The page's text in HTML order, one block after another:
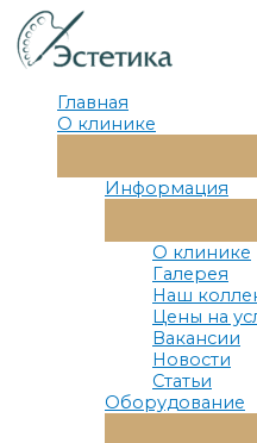
Перейти
к
содержимому
Главная
О клинике
Информация
О клинике
Галерея
Наш
Цены на
Вакансии
Новости
Статьи
Оборудование